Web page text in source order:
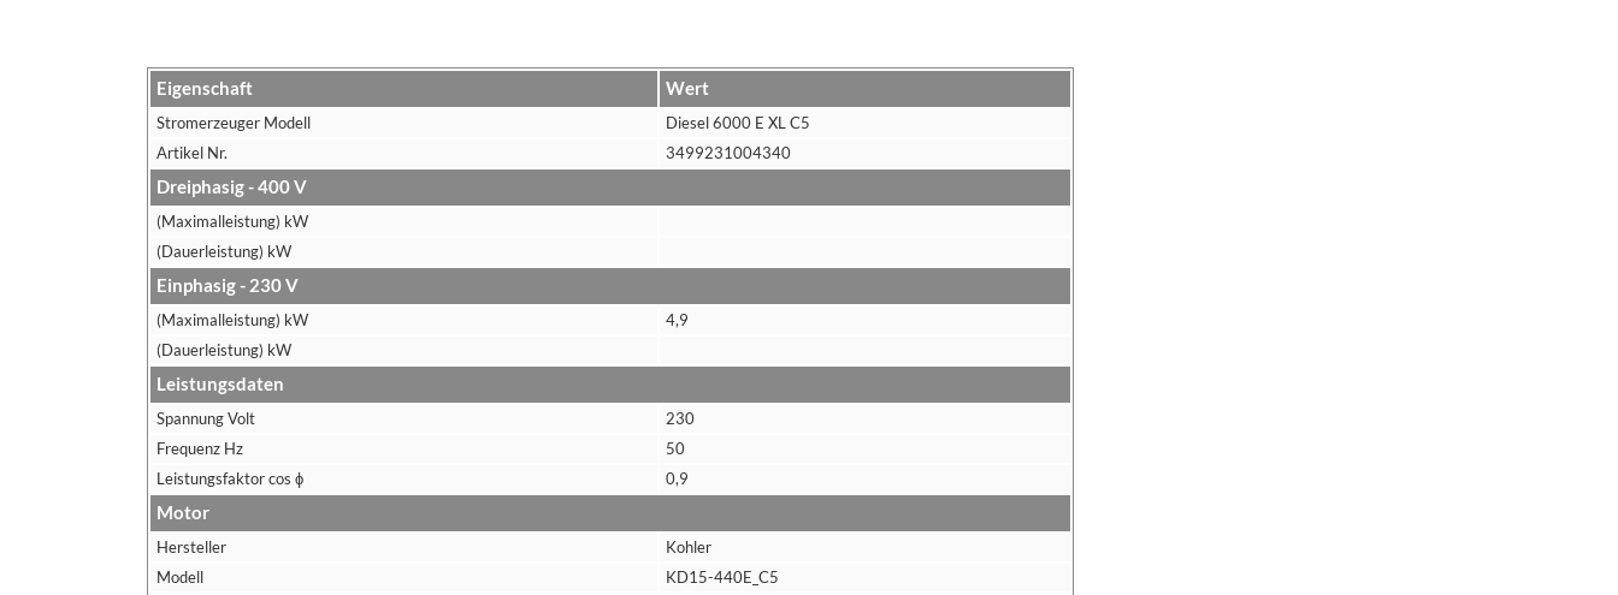
Eigenschaft Wert
Stromerzeuger Modell
Diesel 6000 E XL C5
Artikel Nr.
3499231004340
Dreiphasig - 400 V
(Maximalleistung) kW
(Dauerleistung) kW
Einphasig - 230 V
(Maximalleistung) kW
4,9
(Dauerleistung) kW
Leistungsdaten
Spannung Volt
230
Frequenz Hz
50
Leistungsfaktor cos ϕ
0,9
Motor
Hersteller
Kohler
Modell
KD15-440E_C5